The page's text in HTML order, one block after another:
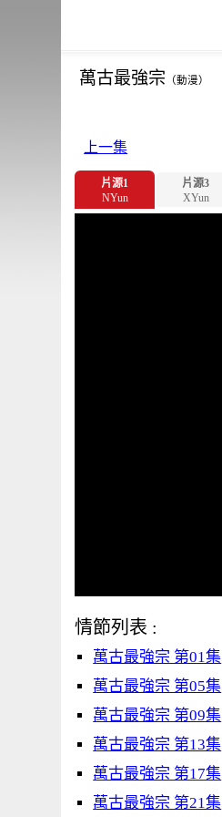
萬古最強宗 （動漫）
上一集
片源1
NYun
片源3
XYun
情節列表 :
萬古最強宗 第01集
萬古最強宗 第05集
萬古最強宗 第09集
萬古最強宗 第13集
萬古最強宗 第17集
萬古最強宗 第21集